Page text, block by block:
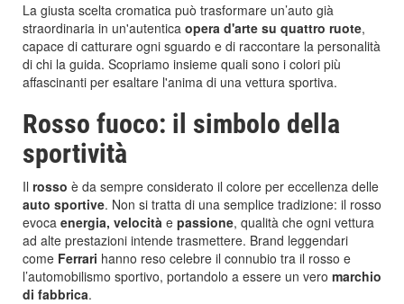
La giusta scelta cromatica può trasformare un’auto già
straordinaria in un'autentica opera d'arte su quattro ruote,
capace di catturare ogni sguardo e di raccontare la personalità
di chi la guida. Scopriamo insieme quali sono i colori più
affascinanti per esaltare l'anima di una vettura sportiva.
Rosso fuoco: il simbolo della
sportività
Il rosso è da sempre considerato il colore per eccellenza delle
auto sportive. Non si tratta di una semplice tradizione: il rosso
evoca energia, velocità e passione, qualità che ogni vettura
ad alte prestazioni intende trasmettere. Brand leggendari
come Ferrari hanno reso celebre il connubio tra il rosso e
l’automobilismo sportivo, portandolo a essere un vero marchio
di fabbrica.